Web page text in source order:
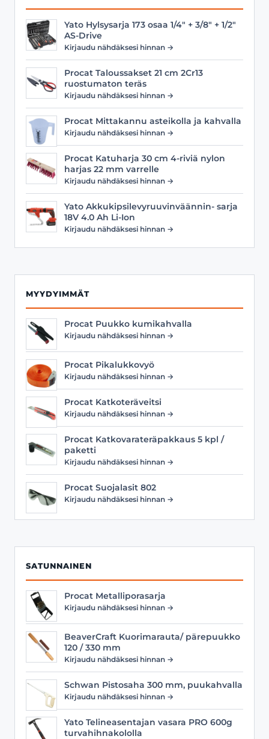
Yato Hylsysarja 173 osaa 1/4" + 3/8" + 1/2"
AS-Drive
Kirjaudu nähdäksesi hinnan →
Procat Taloussakset 21 cm 2Cr13
ruostumaton teräs
Kirjaudu nähdäksesi hinnan →
Procat Mittakannu asteikolla ja kahvalla
Kirjaudu nähdäksesi hinnan →
Procat Katuharja 30 cm 4-riviä nylon
harjas 22 mm varrelle
Kirjaudu nähdäksesi hinnan →
Yato Akkukipsilevyruuvinväännin- sarja
18V 4.0 Ah Li-Ion
Kirjaudu nähdäksesi hinnan →
MYYDYIMMÄT
Procat Puukko kumikahvalla
Kirjaudu nähdäksesi hinnan →
Procat Pikalukkovyö
Kirjaudu nähdäksesi hinnan →
Procat Katkoteräveitsi
Kirjaudu nähdäksesi hinnan →
Procat Katkovarateräpakkaus 5 kpl /
paketti
Kirjaudu nähdäksesi hinnan →
Procat Suojalasit 802
Kirjaudu nähdäksesi hinnan →
SATUNNAINEN
Procat Metalliporasarja
Kirjaudu nähdäksesi hinnan →
BeaverCraft Kuorimarauta/ pärepuukko
120 / 330 mm
Kirjaudu nähdäksesi hinnan →
Schwan Pistosaha 300 mm, puukahvalla
Kirjaudu nähdäksesi hinnan →
Yato Telineasentajan vasara PRO 600g
turvahihnakololla